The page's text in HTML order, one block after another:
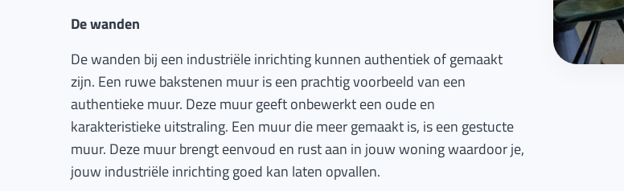
De wanden
De wanden bij een industriële inrichting kunnen authentiek of gemaakt
zijn. Een ruwe bakstenen muur is een prachtig voorbeeld van een
authentieke muur. Deze muur geeft onbewerkt een oude en
karakteristieke uitstraling. Een muur die meer gemaakt is, is een gestucte
muur. Deze muur brengt eenvoud en rust aan in jouw woning waardoor je,
jouw industriële inrichting goed kan laten opvallen.